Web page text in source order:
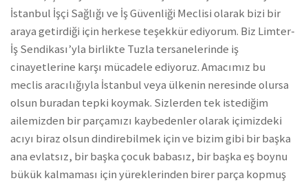
İstanbul İşçi Sağlığı ve İş Güvenliği Meclisi olarak bizi bir
araya getirdiği için herkese teşekkür ediyorum. Biz Limter-
İş Sendikası’yla birlikte Tuzla tersanelerinde iş
cinayetlerine karşı mücadele ediyoruz. Amacımız bu
meclis aracılığıyla İstanbul veya ülkenin neresinde olursa
olsun buradan tepki koymak. Sizlerden tek istediğim
ailemizden bir parçamızı kaybedenler olarak içimizdeki
acıyı biraz olsun dindirebilmek için ve bizim gibi bir başka
ana evlatsız, bir başka çocuk babasız, bir başka eş boynu
bükük kalmaması için yüreklerinden birer parça kopmuş